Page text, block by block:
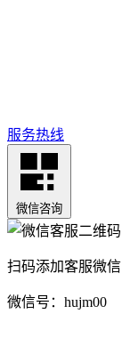
服务热线
微信咨询
扫码添加客服微信
微信号：hujm00